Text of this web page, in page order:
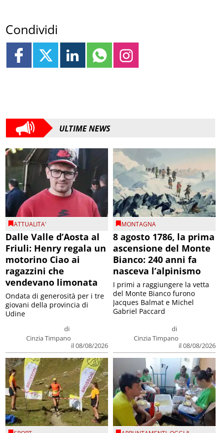
Condividi
ULTIME NEWS
ATTUALITA'
Dalle Valle d’Aosta al
Friuli: Henry regala un
motorino Ciao ai
ragazzini che
vendevano limonata
di
Cinzia Timpano
il 08/08/2026
Ondata di generosità per i tre
giovani della provincia di
Udine
MONTAGNA
8 agosto 1786, la prima
ascensione del Monte
Bianco: 240 anni fa
nasceva l’alpinismo
di
Cinzia Timpano
il 08/08/2026
I primi a raggiungere la vetta
del Monte Bianco furono
Jacques Balmat e Michel
Gabriel Paccard